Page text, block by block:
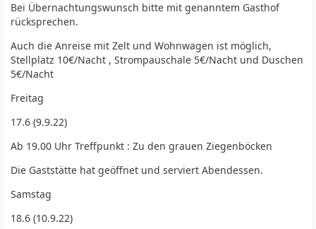
Bei Übernachtungswunsch bitte mit genanntem Gasthof
rücksprechen.
Auch die Anreise mit Zelt und Wohnwagen ist möglich,
Stellplatz 10€/Nacht , Strompauschale 5€/Nacht und Duschen
5€/Nacht
Freitag
17.6 (9.9.22)
Ab 19.00 Uhr Treffpunkt : Zu den grauen Ziegenböcken
Die Gaststätte hat geöffnet und serviert Abendessen.
Samstag
18.6 (10.9.22)